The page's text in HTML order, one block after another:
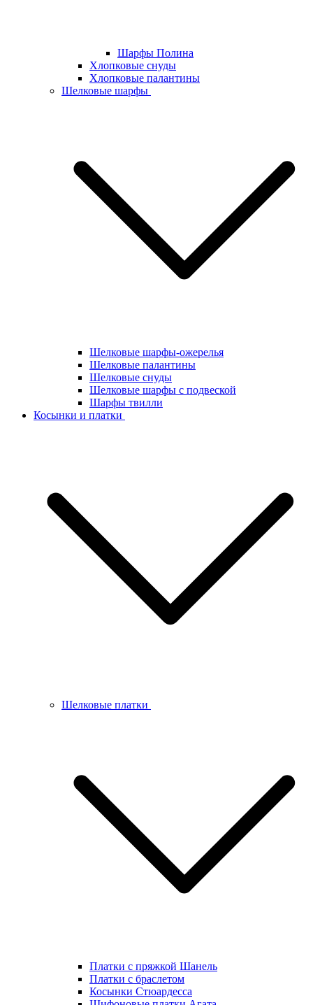
Шарфы Полина
Хлопковые снуды
Хлопковые палантины
Шелковые шарфы
Шелковые шарфы-ожерелья
Шелковые палантины
Шелковые снуды
Шелковые шарфы с подвеской
Шарфы твилли
Косынки и платки
Шелковые платки
Платки с пряжкой Шанель
Платки с браслетом
Косынки Стюардесса